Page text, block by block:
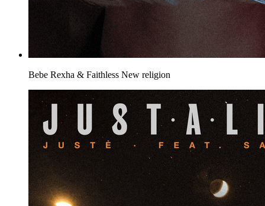
Bebe Rexha & Faithless New religion